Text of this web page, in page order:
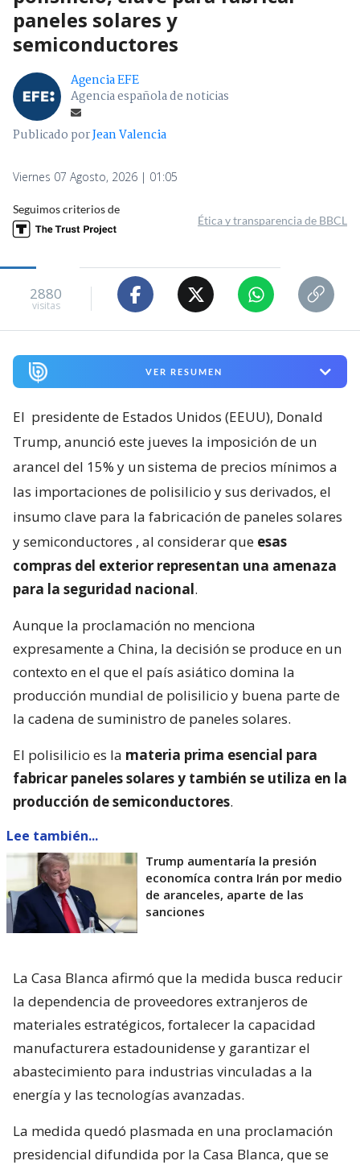
paneles solares y
semiconductores
Agencia EFE
Agencia española de noticias
Publicado porJean Valencia
Viernes 07 Agosto, 2026 | 01:05
Seguimos criterios de
Ética y transparencia de BBCL
2880
visitas
VER RESUMEN
El presidente de Estados Unidos (EEUU), Donald
Trump, anunció este jueves la imposición de un
arancel del 15% y un sistema de precios mínimos a
las importaciones de polisilicio y sus derivados, el
insumo clave para la fabricación de paneles solares
y semiconductores , al considerar que esas
compras del exterior representan una amenaza
para la seguridad nacional.
Aunque la proclamación no menciona
expresamente a China, la decisión se produce en un
contexto en el que el país asiático domina la
producción mundial de polisilicio y buena parte de
la cadena de suministro de paneles solares.
El polisilicio es la materia prima esencial para
fabricar paneles solares y también se utiliza en la
producción de semiconductores.
Lee también...
Trump aumentaría la presión
economíca contra Irán por medio
de aranceles, aparte de las
sanciones
La Casa Blanca afirmó que la medida busca reducir
la dependencia de proveedores extranjeros de
materiales estratégicos, fortalecer la capacidad
manufacturera estadounidense y garantizar el
abastecimiento para industrias vinculadas a la
energía y las tecnologías avanzadas.
La medida quedó plasmada en una proclamación
presidencial difundida por la Casa Blanca, que se